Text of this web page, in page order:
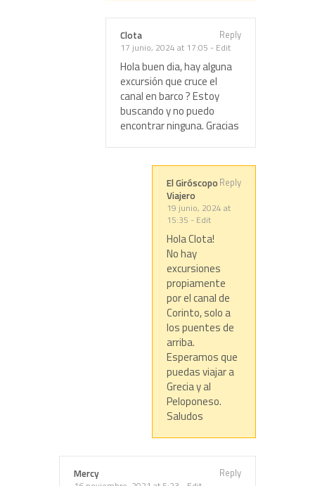
Clota
17 junio, 2024 at 17:05 - Edit
Reply
Hola buen dia, hay alguna
excursión que cruce el
canal en barco ? Estoy
buscando y no puedo
encontrar ninguna. Gracias
El Giróscopo
Viajero
19 junio, 2024 at
15:35 - Edit
Reply
Hola Clota!
No hay
excursiones
propiamente
por el canal de
Corinto, solo a
los puentes de
arriba.
Esperamos que
puedas viajar a
Grecia y al
Peloponeso.
Saludos
Mercy Reply